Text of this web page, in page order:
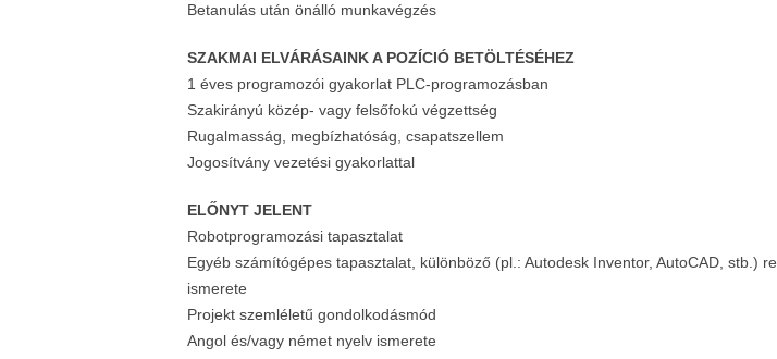
Betanulás után önálló munkavégzés
SZAKMAI ELVÁRÁSAINK A POZÍCIÓ BETÖLTÉSÉHEZ
1 éves programozói gyakorlat PLC-programozásban
Szakirányú közép- vagy felsőfokú végzettség
Rugalmasság, megbízhatóság, csapatszellem
Jogosítvány vezetési gyakorlattal
ELŐNYT JELENT
Robotprogramozási tapasztalat
Egyéb számítógépes tapasztalat, különböző (pl.: Autodesk Inventor, AutoCAD, stb.)
ismerete
Projekt szemléletű gondolkodásmód
Angol és/vagy német nyelv ismerete